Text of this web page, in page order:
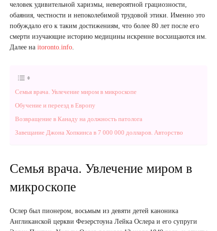
человек удивительной харизмы, невероятной грациозности,
обаяния, честности и непоколебимой трудовой этики. Именно это
побуждало его к таким достижениям, что более 80 лет после его
смерти изучающие историю медицины искренне восхищаются им.
Далее на itoronto.info
Семья врача. Увлечение миром в микроскопе
Обучение и переезд в Европу
Возвращение в Канаду на должность патолога
Завещание Джона Хопкинса в 7 000 000 долларов. Авторство
Семья врача. Увлечение миром в
микроскопе
Ослер был пионером, восьмым из девяти детей каноника
Англиканской церкви Фезерстоуна Лейка Ослера и его супруги